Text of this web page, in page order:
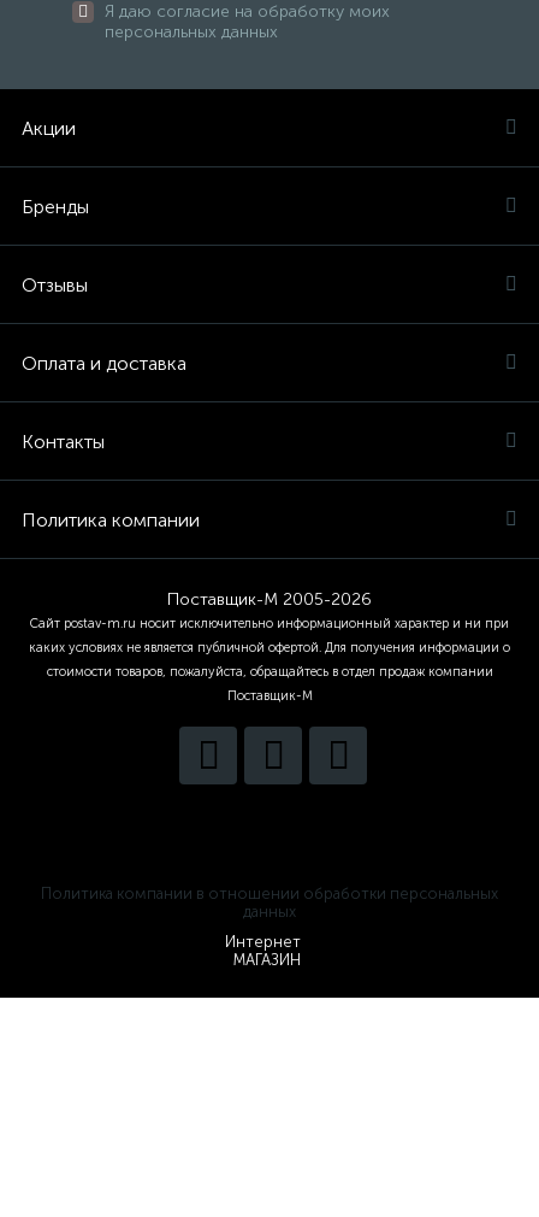
Я даю согласие на обработку моих
персональных данных
Акции
Бренды
Отзывы
Оплата и доставка
Контакты
Политика компании
Поставщик-М 2005-2026
Сайт postav-m.ru носит исключительно информационный характер и ни при
каких условиях не является публичной офертой. Для получения информации о
стоимости товаров, пожалуйста, обращайтесь в отдел продаж компании
Поставщик-М
Политика компании в отношении обработки персональных
данных
Интернет
МАГАЗИН